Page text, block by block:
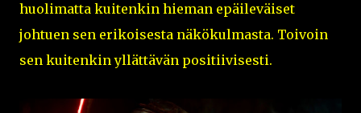
huolimatta kuitenkin hieman epäileväiset
johtuen sen erikoisesta näkökulmasta. Toivoin
sen kuitenkin yllättävän positiivisesti.